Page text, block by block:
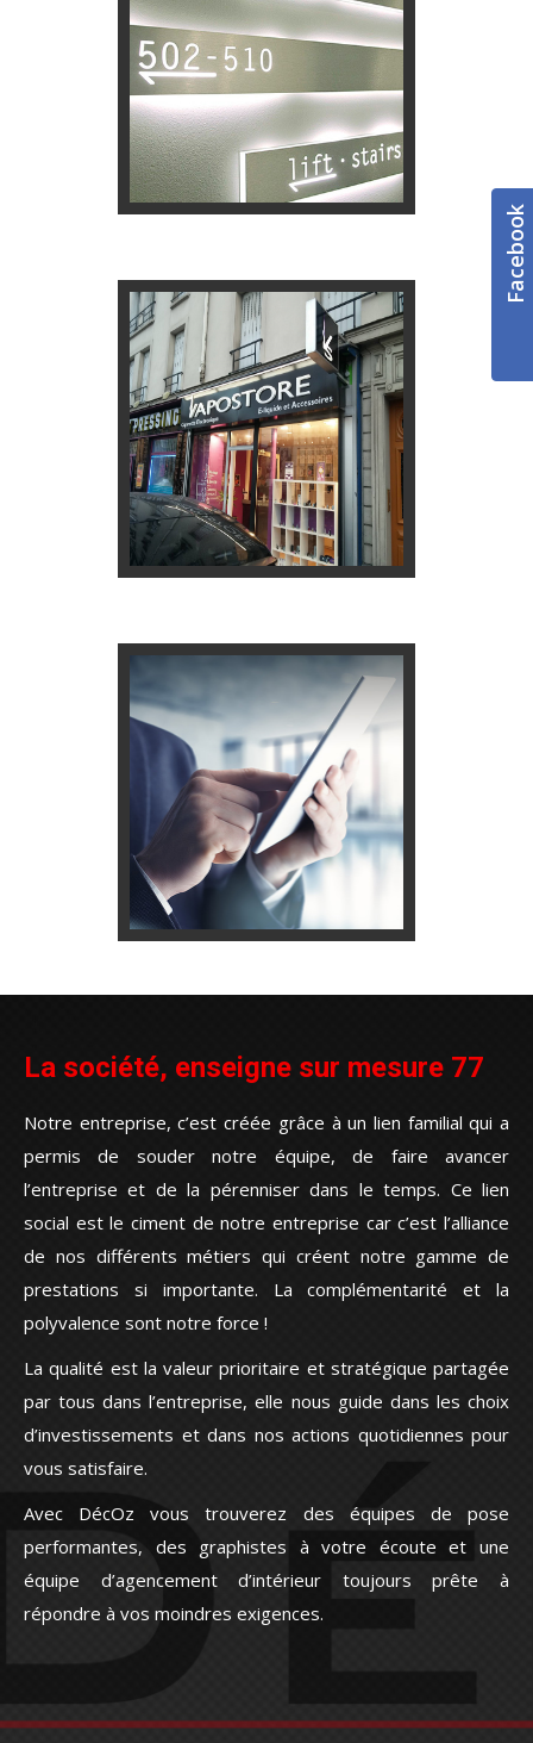
RÉALISATIONS
La société, enseigne sur mesure 77
Notre entreprise, c’est créée grâce à un lien familial qui a
permis de souder notre équipe, de faire avancer
l’entreprise et de la pérenniser dans le temps. Ce lien
social est le ciment de notre entreprise car c’est l’alliance
de nos différents métiers qui créent notre gamme de
prestations si importante. La complémentarité et la
polyvalence sont notre force !
La qualité est la valeur prioritaire et stratégique partagée
par tous dans l’entreprise, elle nous guide dans les choix
d’investissements et dans nos actions quotidiennes pour
vous satisfaire.
Avec DécOz vous trouverez des équipes de pose
performantes, des graphistes à votre écoute et une
équipe d’agencement d’intérieur toujours prête à
répondre à vos moindres exigences.
Facebook